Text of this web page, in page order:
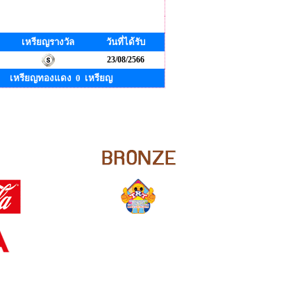
เหรียญรางวัล วันที่ได้รับ
23/08/2566
เหรียญทองแดง 0 เหรียญ